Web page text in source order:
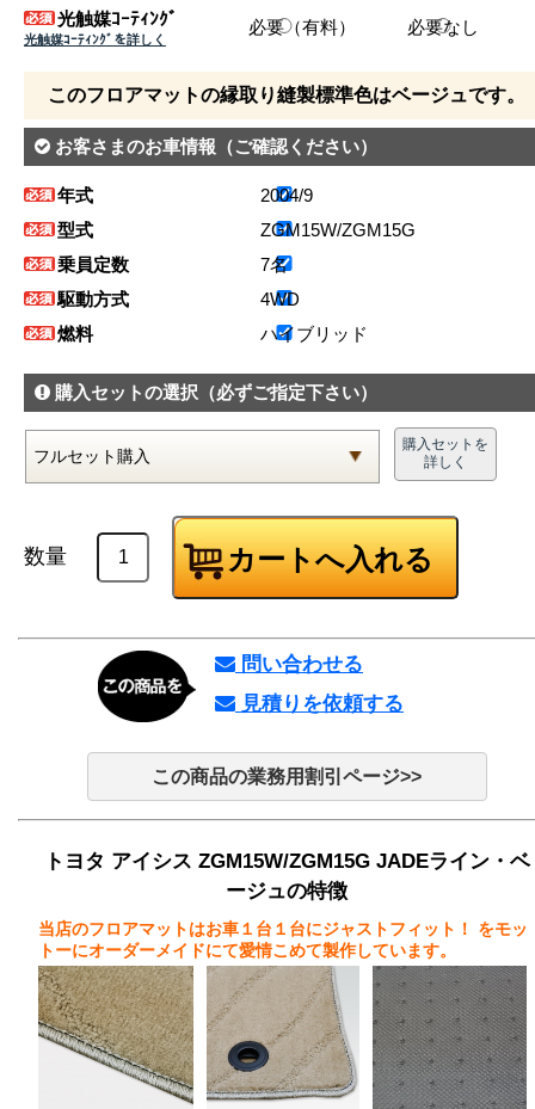
光触媒ｺｰﾃｨﾝｸﾞ
光触媒ｺｰﾃｨﾝｸﾞを詳しく
必要（有料） 必要なし
このフロアマットの縁取り縫製標準色はベージュです。
お客さまのお車情報 （ご確認ください）
年式
2004/9
型式
ZGM15W/ZGM15G
乗員定数
7名
駆動方式
4WD
燃料
ハイブリッド
購入セットの選択 （必ずご指定下さい）
購入セットを
詳しく
数量
問い合わせる
見積りを依頼する
この商品の業務用割引ページ>>
トヨタ アイシス ZGM15W/ZGM15G JADEライン・ベ
ージュの特徴
当店のフロアマットはお車１台１台にジャストフィット！
をモッ
トーにオーダーメイドにて愛情こめて製作しています。